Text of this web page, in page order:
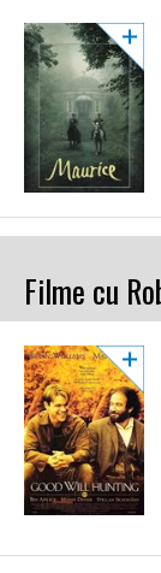
Filme cu